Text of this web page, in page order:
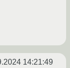
14:21:49